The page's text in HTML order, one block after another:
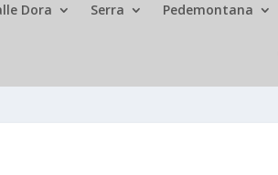
Dora Serra Pedemontana